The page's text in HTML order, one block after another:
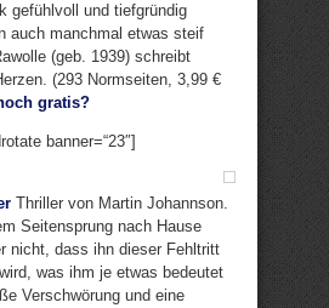
gefühlvoll und tiefgründig
auch manchmal etwas steif
(geb. 1939) schreibt
(293 Normseiten, 3,99 €
gratis?
banner=“23″]
Thriller von Martin Johannson.
Seitensprung nach Hause
nicht, dass ihn dieser Fehltritt
was ihm je etwas bedeutet
Verschwörung und eine